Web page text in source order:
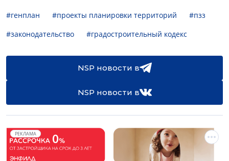
#генплан #проекты планировки территорий
#пзз
#законодательство
#градостроительный кодекс
NSP новости в
NSP новости в
РЕКЛАМА